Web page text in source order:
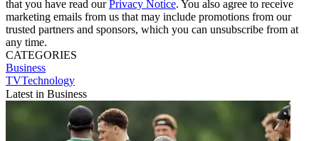
that you have read ourPrivacy Notice. You also agree to receive
marketing emails from us that may include promotions from our
trusted partners and sponsors, which you can unsubscribe from at
any time.
CATEGORIES
Business
TVTechnology
Latest in Business